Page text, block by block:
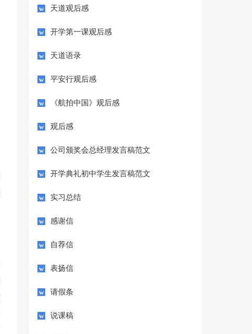
天道观后感
开学第一课观后感
天道语录
平安行观后感
《航拍中国》观后感
观后感
公司颁奖会总经理发言稿范文
开学典礼初中学生发言稿范文
实习总结
感谢信
自荐信
表扬信
请假条
说课稿